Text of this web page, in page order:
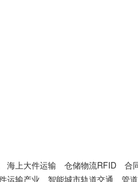
海上大件运输 仓储物流RFID
合
运输产业 智能城市轨道交通 管